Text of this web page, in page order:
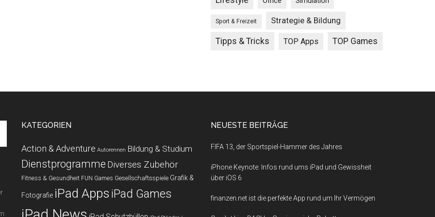
Sport & Freizeit Strategie & Bildung
Tipps & Tricks TOP Apps TOP Games
KATEGORIEN
Action & Adventure Autorennen Bildung & Studium
Dienstprogramme Diverses Zubehör
Fitness & Gesundheit FUN Games Gesellschaftsspiele Grafik &
Fotografie iPad Apps iPad Games
NEUESTE BEITRÄGE
FIFA 13, der Sportspiel-Hammer des Jahres
iPhone Keynote: Infos rund ums iPad und Gewissheit
über iOS 6
finanzen.net ist die perfekte App rund um Ihr Vermögen